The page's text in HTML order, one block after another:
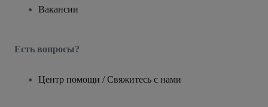
Вакансии
Есть вопросы?
Центр помощи / Свяжитесь с нами